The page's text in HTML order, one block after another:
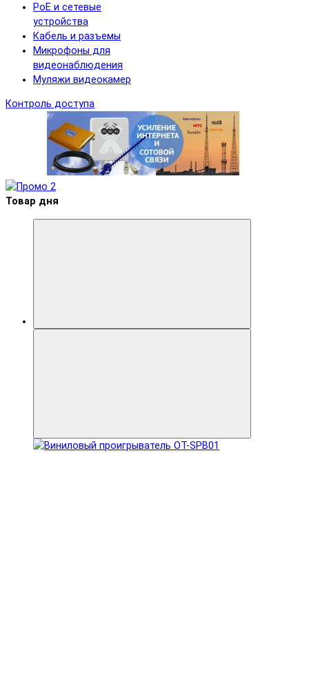
PoE и сетевые
устройства
Кабель и разъемы
Микрофоны для
видеонаблюдения
Муляжи видеокамер
Контроль доступа
Товар дня